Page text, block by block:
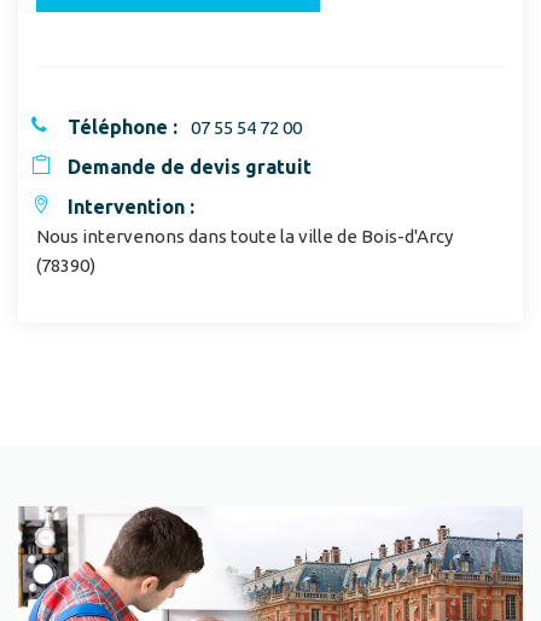
Téléphone : 07 55 54 72 00
Demande de devis gratuit
Intervention :
Nous intervenons dans toute la ville de Bois-d'Arcy
(78390)